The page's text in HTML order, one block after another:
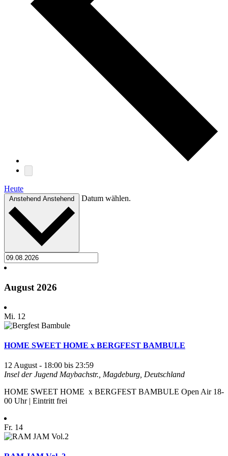
Heute
Anstehend Anstehend Datum wählen.
August 2026
Mi. 12
HOME SWEET HOME x BERGFEST BAMBULE
12 August - 18:00 bis 23:59
Insel der Jugend Maybachstr., Magdeburg, Deutschland
HOME SWEET HOME x BERGFEST BAMBULE Open Air 18-
00 Uhr | Eintritt frei
Fr. 14